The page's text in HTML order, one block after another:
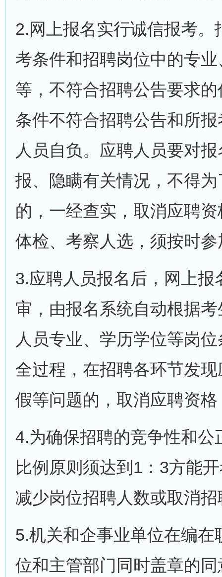
2.网上报名实行诚信报考
考条件和招聘岗位中的专
等，不符合招聘公告要求
条件不符合招聘公告和所
人员自负。应聘人员要对
报、隐瞒有关情况，不得
的，一经查实，取消应聘
体检、考察人选，须按时
3.应聘人员报名后，网上
审，由报名系统自动根据
人员专业、学历学位等岗
全过程，在招聘各环节发
假等问题的，取消应聘资
4.为确保招聘的竞争性和
比例原则须达到1：3方能
减少岗位招聘人数或取消
5.机关和企事业单位在编
位和主管部门同时盖章的